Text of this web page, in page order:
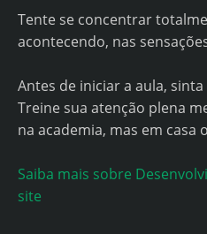
Tente se concentrar
acontecendo, nas
Antes de iniciar a aula,
Treine sua atenção plena
na academia, mas em casa
Saiba mais sobre
site